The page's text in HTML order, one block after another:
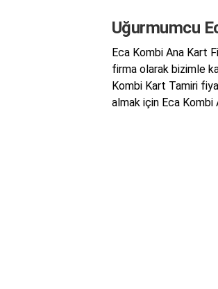
Uğurmumcu
Eca Kombi Ana Kart
firma olarak bizimle
Kombi Kart Tamiri
almak için Eca Kombi